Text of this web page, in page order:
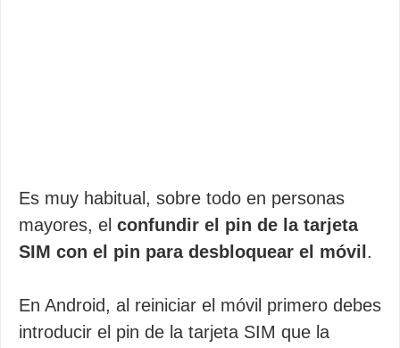
Es muy habitual, sobre todo en personas
mayores, el confundir el pin de la tarjeta
SIM con el pin para desbloquear el móvil .
En Android, al reiniciar el móvil primero debes
introducir el pin de la tarjeta SIM que la